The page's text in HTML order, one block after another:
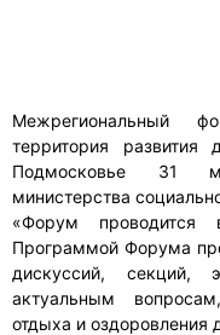
Межрегиональный
территория развития
Подмосковье 31
министерства
«Форум проводится
Программой Форума
дискуссий, секций,
актуальным
отдыха и оздоровления